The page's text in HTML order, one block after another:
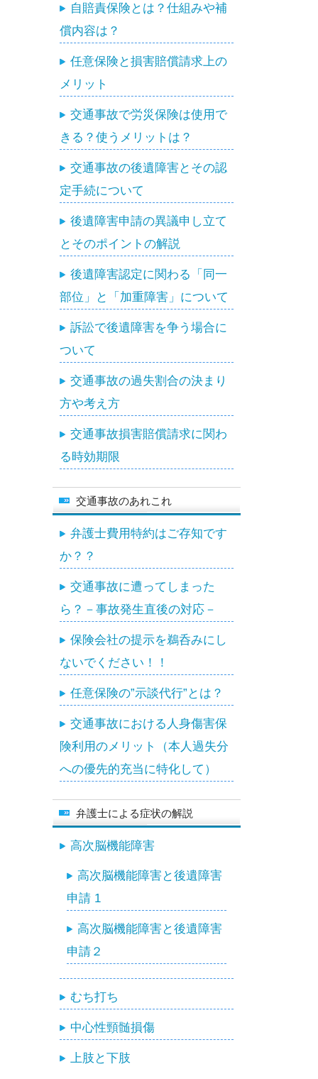
自賠責保険とは？仕組みや補
償内容は？
任意保険と損害賠償請求上の
メリット
交通事故で労災保険は使用で
きる？使うメリットは？
交通事故の後遺障害とその認
定手続について
後遺障害申請の異議申し立て
とそのポイントの解説
後遺障害認定に関わる「同一
部位」と「加重障害」について
訴訟で後遺障害を争う場合に
ついて
交通事故の過失割合の決まり
方や考え方
交通事故損害賠償請求に関わ
る時効期限
交通事故のあれこれ
弁護士費用特約はご存知です
か？？
交通事故に遭ってしまった
ら？－事故発生直後の対応－
保険会社の提示を鵜呑みにし
ないでください！！
任意保険の”示談代行”とは？
交通事故における人身傷害保
険利用のメリット（本人過失分
への優先的充当に特化して）
弁護士による症状の解説
高次脳機能障害
高次脳機能障害と後遺障害
申請 1
高次脳機能障害と後遺障害
申請２
むち打ち
中心性頸髄損傷
上肢と下肢